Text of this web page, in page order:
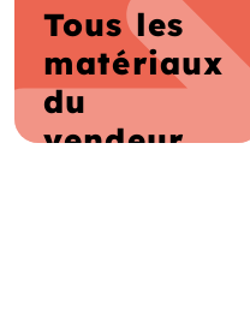
Tous les
matériaux
du
vendeur